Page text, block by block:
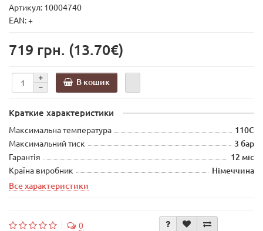
Артикул: 10004740
EAN: +
719 грн. (13.70€)
В кошик
Краткие характеристики
Максимальна температура 110С
Максимальний тиск 3 бар
Гарантія 12 міс
Країна виробник
Німеччина
Все характеристики
0